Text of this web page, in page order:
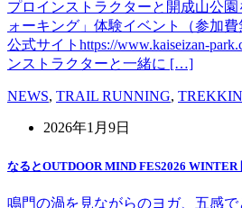
プロインストラクターと開成山公
ォーキング」体験イベント（参加費
公式サイトhttps://www.kaiseizan-
ンストラクターと一緒に […]
NEWS, TRAIL RUNNING,
2026年1月9日
なるとOUTDOOR MIND FES2026 WINTER
鳴門の渦を見ながらのヨガ、五感